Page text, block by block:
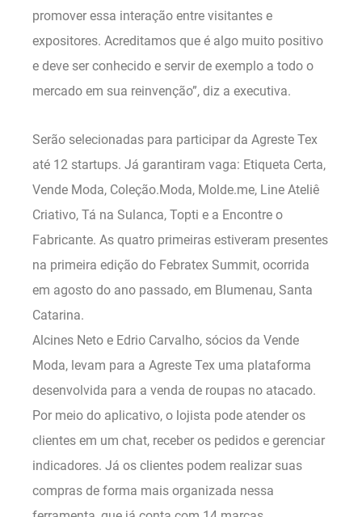
promover essa interação entre visitantes e
expositores. Acreditamos que é algo muito positivo
e deve ser conhecido e servir de exemplo a todo o
mercado em sua reinvenção”, diz a executiva.
Serão selecionadas para participar da Agreste Tex
até 12 startups. Já garantiram vaga: Etiqueta Certa,
Vende Moda, Coleção.Moda, Molde.me, Line Ateliê
Criativo, Tá na Sulanca, Topti e a Encontre o
Fabricante. As quatro primeiras estiveram presentes
na primeira edição do Febratex Summit, ocorrida
em agosto do ano passado, em Blumenau, Santa
Catarina.
Alcines Neto e Edrio Carvalho, sócios da Vende
Moda, levam para a Agreste Tex uma plataforma
desenvolvida para a venda de roupas no atacado.
Por meio do aplicativo, o lojista pode atender os
clientes em um chat, receber os pedidos e gerenciar
indicadores. Já os clientes podem realizar suas
compras de forma mais organizada nessa